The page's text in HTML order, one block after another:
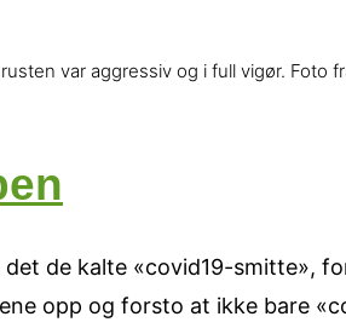
var aggressiv og i full vigør. Foto
de kalte «covid19-smitte»,
opp og forsto at ikke bare